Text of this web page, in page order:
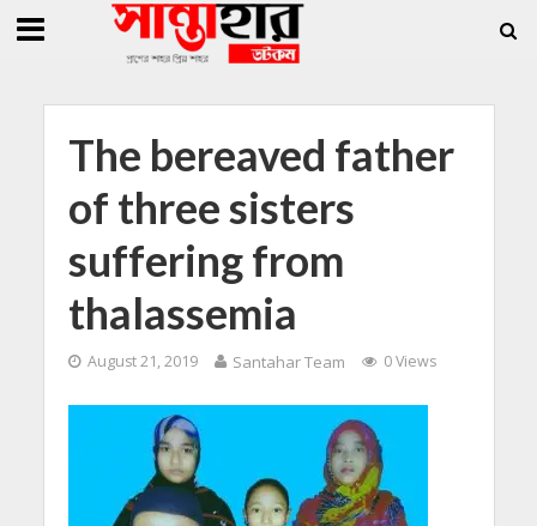
জিললুর, সাধারণ সম্পাদক সোহাগ » সান্তাহারে হেরোইনসহ যুবক গ্রেফতার
The bereaved father
of three sisters
suffering from
thalassemia
August 21, 2019 Santahar Team 0 Views